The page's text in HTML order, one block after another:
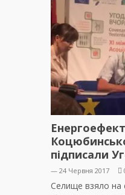
підписали
— 24 Червня 2017
Селище взяло на